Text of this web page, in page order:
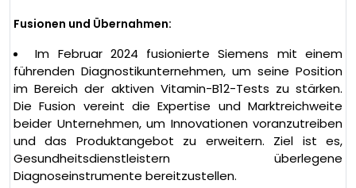
Fusionen und Übernahmen:
Im Februar 2024 fusionierte Siemens mit einem
führenden Diagnostikunternehmen, um seine Position
im Bereich der aktiven Vitamin-B12-Tests zu stärken.
Die Fusion vereint die Expertise und Marktreichweite
beider Unternehmen, um Innovationen voranzutreiben
und das Produktangebot zu erweitern. Ziel ist es,
Gesundheitsdienstleistern überlegene
Diagnoseinstrumente bereitzustellen.